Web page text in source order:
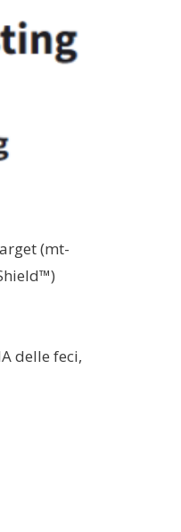
(mt-
delle feci,